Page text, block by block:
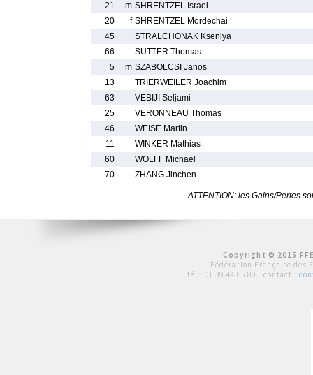
21
m SHRENTZEL Israel
20
f SHRENTZEL Mordechai
45
STRALCHONAK Kseniya
66
SUTTER Thomas
5
m SZABOLCSI Janos
13
TRIERWEILER Joachim
63
VEBIJI Seljami
25
VERONNEAU Thomas
46
WEISE Martin
11
WINKER Mathias
60
WOLFF Michael
70
ZHANG Jinchen
ATTENTION: les Gains/Pertes
Copyright © 2015
Fédération Française des
tél : 01 39 44 65 80 | contact :